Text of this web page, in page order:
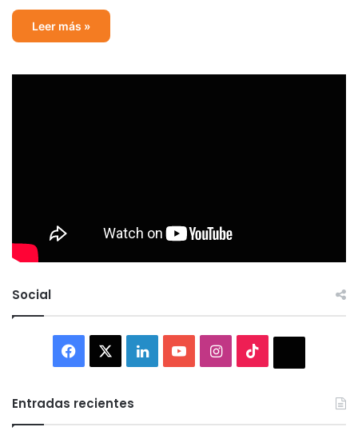
Leer más »
Social
Facebook LinkedInYouTubeInstagram
Entradas recientes